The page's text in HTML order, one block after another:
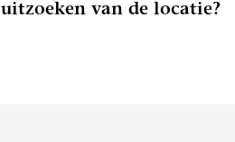
uitzoeken van de locatie?